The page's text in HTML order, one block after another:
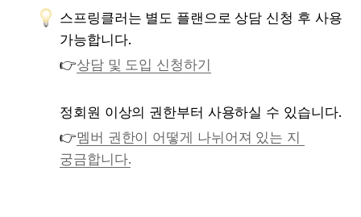
스프링클러는 별도 플랜으로 상담 신청 후 사용
가능합니다.
👉상담 및 도입 신청하기
정회원 이상의 권한부터 사용하실 수 있습니다.
👉멤버 권한이 어떻게 나뉘어져 있는 지
궁금합니다.